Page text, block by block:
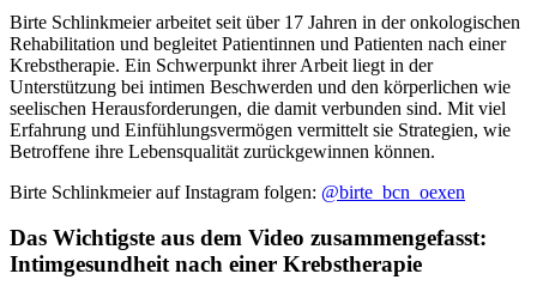
Birte Schlinkmeier arbeitet seit über 17 Jahren in der onkologischen
Rehabilitation und begleitet Patientinnen und Patienten nach einer
Krebstherapie. Ein Schwerpunkt ihrer Arbeit liegt in der
Unterstützung bei intimen Beschwerden und den körperlichen wie
seelischen Herausforderungen, die damit verbunden sind. Mit viel
Erfahrung und Einfühlungsvermögen vermittelt sie Strategien, wie
Betroffene ihre Lebensqualität zurückgewinnen können.
Birte Schlinkmeier auf Instagram folgen: @birte_bcn_oexen
Das Wichtigste aus dem Video zusammengefasst:
Intimgesundheit nach einer Krebstherapie